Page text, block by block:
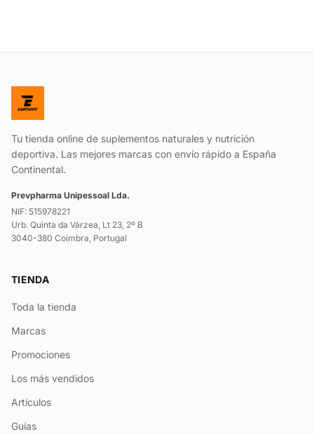
Tu tienda online de suplementos naturales y nutrición
deportiva. Las mejores marcas con envío rápido a España
Continental.
Prevpharma Unipessoal Lda.
NIF: 515978221
Urb. Quinta da Várzea, Lt 23, 2º B
3040-380 Coimbra, Portugal
TIENDA
Toda la tienda
Marcas
Promociones
Los más vendidos
Artículos
Guías